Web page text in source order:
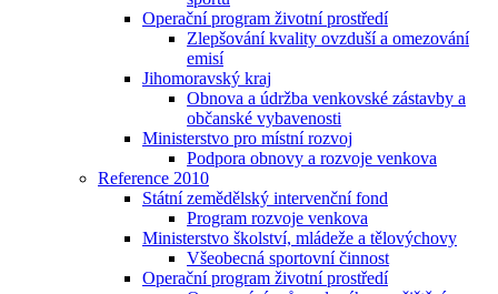
Operační program životní prostředí
Zlepšování kvality ovzduší a omezování
emisí
Jihomoravský kraj
Obnova a údržba venkovské zástavby a
občanské vybavenosti
Ministerstvo pro místní rozvoj
Podpora obnovy a rozvoje venkova
Reference 2010
Státní zemědělský intervenční fond
Program rozvoje venkova
Ministerstvo školství, mládeže a tělovýchovy
Všeobecná sportovní činnost
Operační program životní prostředí